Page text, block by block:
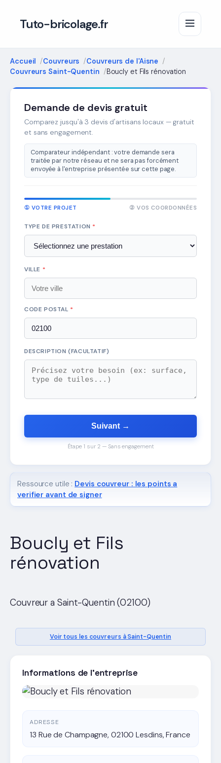
Tuto-bricolage.fr
Accueil Couvreurs
Couvreurs de l'Aisne
Couvreurs Saint-Quentin
Boucly et Fils rénovation
Boucly et Fils
rénovation
Couvreur a Saint-Quentin (02100)
Voir tous les couvreurs à Saint-Quentin
Informations de l'entreprise
ADRESSE
13 Rue de Champagne, 02100 Lesdins, France
Demande de devis gratuit
Comparez jusqu'à 3 devis d'artisans locaux — gratuit
et sans engagement.
Comparateur indépendant : votre demande sera
traitée par notre réseau et ne sera pas forcément
envoyée à l'entreprise présentée sur cette page.
① VOTRE PROJET ② VOS COORDONNÉES
TYPE DE PRESTATION *
VILLE *
CODE POSTAL *
DESCRIPTION (FACULTATIF)
Suivant →
Étape 1 sur 2 — Sans engagement
Ressource utile : Devis couvreur : les points a
verifier avant de signer